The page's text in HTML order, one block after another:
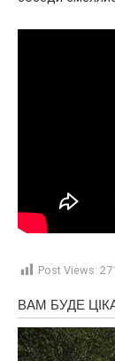
Post Views: